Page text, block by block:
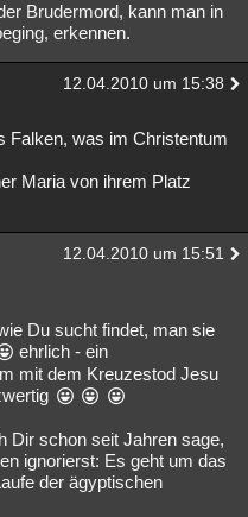
Brudermord, kann man in
erkennen.
12.04.2010 um 15:38
Falken, was im Christentum
Maria von ihrem Platz
12.04.2010 um 15:51
Du sucht findet, man sie
ehrlich - ein
mit dem Kreuzestod Jesu
Dir schon seit Jahren sage,
ignorierst: Es geht um das
der ägyptischen